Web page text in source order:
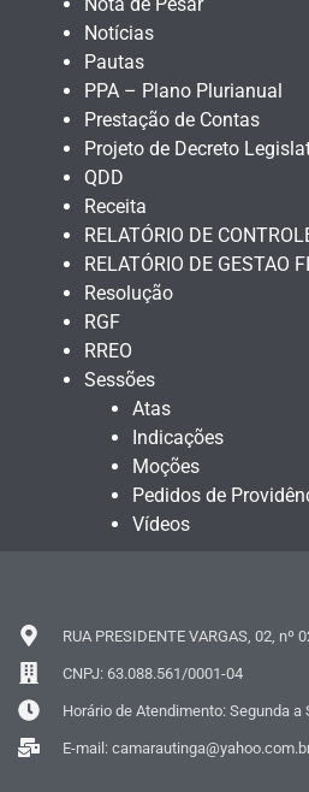
Notícias
Pautas
PPA – Plano Plurianual
Prestação de Contas
Projeto de Decreto
QDD
Receita
RELATÓRIO DE
RELATÓRIO DE GESTAO
Resolução
RGF
RREO
Sessões
Atas
Indicações
Moções
Pedidos de
Vídeos
RUA PRESIDENTE VARGAS, 02, nº
CNPJ: 63.088.561/0001-04
Horário de Atendimento: Segunda a
E-mail: